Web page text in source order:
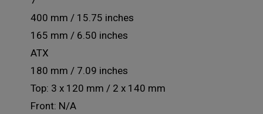
400 mm / 15.75 inches
165 mm / 6.50 inches
ATX
180 mm / 7.09 inches
Top: 3 x 120 mm / 2 x 140 mm
Front: N/A